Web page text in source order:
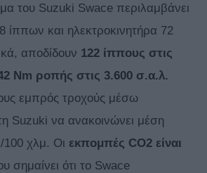
του Suzuki Swace περιλαμβάνει
ίππων και ηλεκτροκινητήρα 72
αποδίδουν 122 ίππους στις
Nm ροπής στις 3.600 σ.α.λ.
εμπρός τροχούς μέσω
Suzuki να ανακοινώνει μέση
χλμ. Οι εκπομπές CO2 είναι
σημαίνει ότι το Swace